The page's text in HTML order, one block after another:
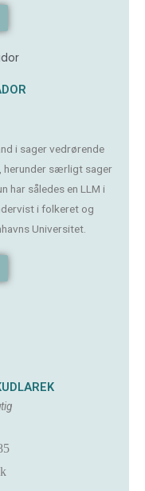
i sager vedrørende
herunder særligt sager
har således en LLM i
i folkeret og
Universitet.